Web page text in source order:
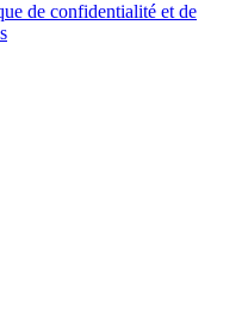
de confidentialité et de